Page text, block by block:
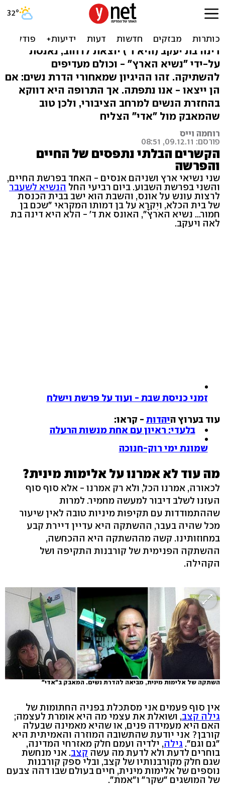
כש-א' מבית הנשיא פוגשת
את ד' מפרשת השבוע
דינה בת יעקב (היא ד') יוצאת לרחוב, נאנסת
על-ידי "נשיא הארץ" - וכולם מעדיפים
להשתיקה. זהו ההיגיון שמאחורי הדרת נשים: אם
הן ייצאו - אנו נתפתה. אך התרופה היא דווקא
בהחזרת הנשים למרחב הציבורי, ולכן טוב
שהמאבק מול "אדי" הצליח
רוחמה וייס
פורסם: 09.12.11, 08:51
הקשרים הבלתי נתפסים של החיים
והפרשה
שני נשיאי ארץ ושניהם אנסים - האחד בפרשת החיים,
והשני בפרשת השבוע. ביום רביעי החל הנשיא לשעבר
לרצות עונש על אונס, והשבת הוא ישב בבית הכנסת
של בית הכלא, ויִקרָא על בן דמותו המקראי "שכם בן
חמור... נשיא הארץ", האונס את ד' - הלא היא דינה בת
לאה ויעקב.
זמני כניסת שבת - ועוד על פרשת וישלח
עוד בערוץ היהדות - קראו:
בלעדי: ראיון עם אחת מנשות הרעלה
שמונת ימי רוק-חנוכה
מה עוד לא אמרנו על אלימות מינית?
לכאורה, אמרנו הכל, ולא רק אמרנו - אלא סוף סוף
העזנו לשלב דיבור למעשה מחמיר. למרות
שההתמודדות עם תקיפות מיניות טובה לאין שיעור
מכל שהיה בעבר, ההשתקה היא עדיין דיירת קבע
במחוזותינו. קשה מההשתקה היא ההכחשה,
ההשתקה הפנימית של קורבנות התקיפה ושל
הקהילה.
השתקה של אלימות מינית, מביאה להדרת נשים. המאבק ב"אדי"
אין סוף פעמים אני מסתכלת בפניה החתומות של
גילה קצב, ושואלת את עצמי מה היא אומרת לעצמה;
האם היא מעמידה פנים, או שהיא מאמינה שבעלה
קורבן? אני יודעת שהתשובה המוזרה והאמיתית היא
"גם וגם". גילה, ילדיה ועמם חלק מאזרחי המדינה,
בוחרים לדעת ולא לדעת מה עשה קצב. אני מנחשת
שגם חלק מקורבנותיו של קצב, ובלי ספק קורבנות
נוספים של אלימות מינית, חיים בעולם שבו דהה צבעם
של המושגים "שקר" ו"אמת".